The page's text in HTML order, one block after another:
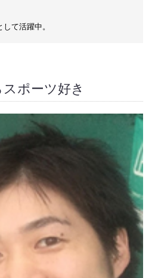
て活躍中。
ポーツ好き